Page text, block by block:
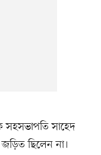
সাহেদ
ছিলেন না।